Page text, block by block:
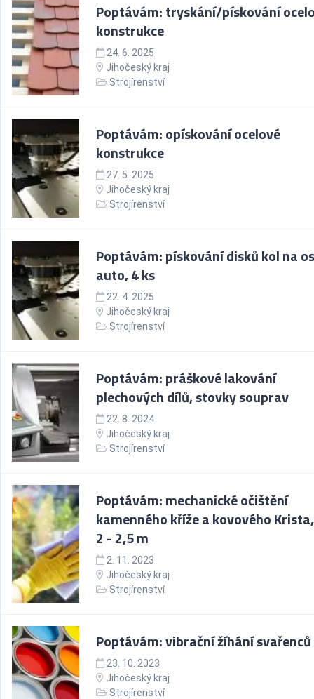
Poptávám: tryskání/pískování
konstrukce
24. 6. 2025
Jihočeský kraj
Strojírenství
Poptávám: opískování ocelové
konstrukce
27. 5. 2025
Jihočeský kraj
Strojírenství
Poptávám: pískování disků kol na
auto, 4 ks
22. 4. 2025
Jihočeský kraj
Strojírenství
Poptávám: práškové lakování
plechových dílů, stovky souprav
22. 8. 2024
Jihočeský kraj
Strojírenství
Poptávám: mechanické očištění
kamenného kříže a kovového
2 - 2,5 m
2. 11. 2023
Jihočeský kraj
Strojírenství
Poptávám: vibrační žíhání svařenců
23. 10. 2023
Jihočeský kraj
Strojírenství